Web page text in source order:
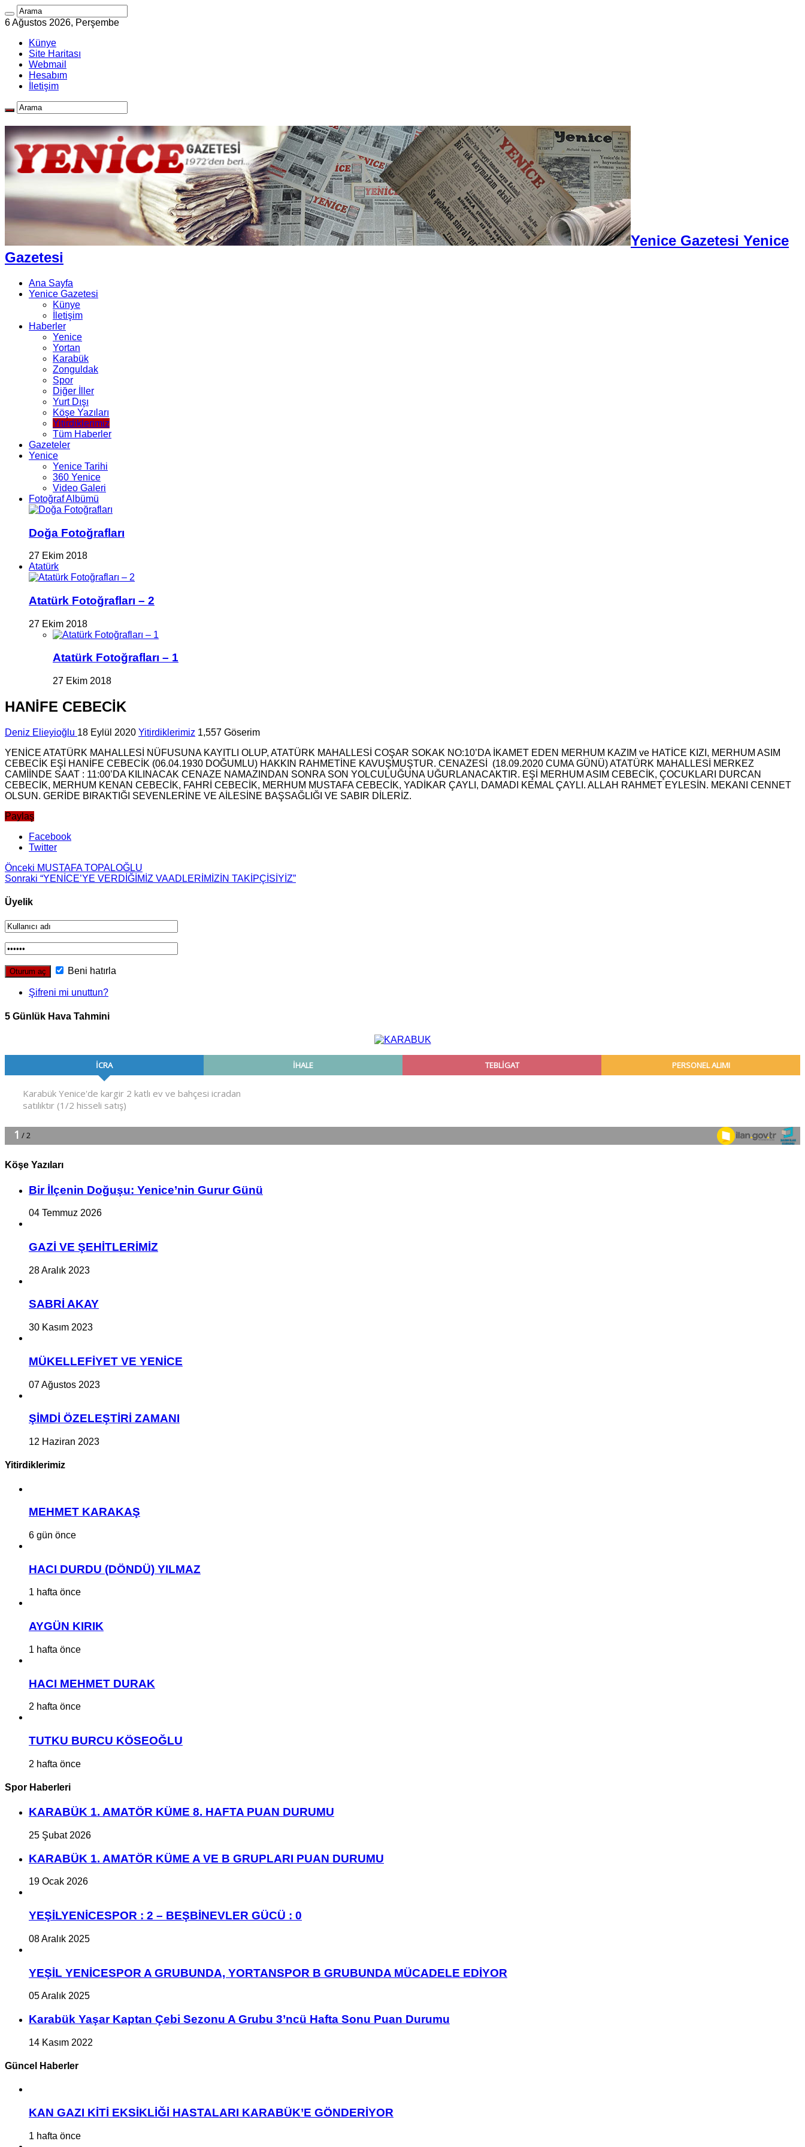
6 Ağustos 2026, Perşembe
Künye
Site Haritası
Webmail
Hesabım
İletişim
Yenice Gazetesi Yenice
Gazetesi
Ana Sayfa
Yenice Gazetesi
Künye
İletişim
Haberler
Yenice
Yortan
Karabük
Zonguldak
Spor
Diğer İller
Yurt Dışı
Köşe Yazıları
Yitirdiklerimiz
Tüm Haberler
Gazeteler
Yenice
Yenice Tarihi
360 Yenice
Video Galeri
Fotoğraf Albümü
Doğa Fotoğrafları
27 Ekim 2018
Atatürk
Atatürk Fotoğrafları – 2
27 Ekim 2018
Atatürk Fotoğrafları – 1
27 Ekim 2018
HANİFE CEBECİK
Deniz Elieyioğlu 18 Eylül 2020 Yitirdiklerimiz 1,557 Göserim
YENİCE ATATÜRK MAHALLESİ NÜFUSUNA KAYITLI OLUP, ATATÜRK MAHALLESİ COŞAR SOKAK NO:10’DA İKAMET EDEN MERHUM KAZIM ve HATİCE KIZI, MERHUM ASIM
CEBECİK EŞİ HANİFE CEBECİK (06.04.1930 DOĞUMLU) HAKKIN RAHMETİNE KAVUŞMUŞTUR. CENAZESİ (18.09.2020 CUMA GÜNÜ) ATATÜRK MAHALLESİ MERKEZ
CAMİİNDE SAAT : 11:00’DA KILINACAK CENAZE NAMAZINDAN SONRA SON YOLCULUĞUNA UĞURLANACAKTIR. EŞİ MERHUM ASIM CEBECİK, ÇOCUKLARI DURCAN
CEBECİK, MERHUM KENAN CEBECİK, FAHRİ CEBECİK, MERHUM MUSTAFA CEBECİK, YADİKAR ÇAYLI, DAMADI KEMAL ÇAYLI. ALLAH RAHMET EYLESİN. MEKANI CENNET
OLSUN. GERİDE BIRAKTIĞI SEVENLERİNE VE AİLESİNE BAŞSAĞLIĞI VE SABIR DİLERİZ.
Paylaş
Facebook
Twitter
Önceki MUSTAFA TOPALOĞLU
Sonraki “YENİCE’YE VERDİĞİMİZ VAADLERİMİZİN TAKİPÇİSİYİZ”
Üyelik
Beni hatırla
Şifreni mi unuttun?
5 Günlük Hava Tahmini
Köşe Yazıları
Bir İlçe­nin Do­ğu­şu: Ye­ni­ce’nin Gurur Günü
04 Temmuz 2026
GAZİ VE ŞEHİTLERİMİZ
28 Aralık 2023
SABRİ AKAY
30 Kasım 2023
MÜKELLEFİYET VE YENİCE
07 Ağustos 2023
ŞİMDİ ÖZELEŞTİRİ ZAMANI
12 Haziran 2023
Yitirdiklerimiz
MEHMET KARAKAŞ
6 gün önce
HACI DURDU (DÖNDÜ) YILMAZ
1 hafta önce
AYGÜN KIRIK
1 hafta önce
HACI MEHMET DURAK
2 hafta önce
TUTKU BURCU KÖSEOĞLU
2 hafta önce
Spor Haberleri
KARABÜK 1. AMATÖR KÜME 8. HAFTA PUAN DURUMU
25 Şubat 2026
KARABÜK 1. AMATÖR KÜME A VE B GRUPLARI PUAN DURUMU
19 Ocak 2026
YEŞİLYENİCESPOR : 2 – BEŞBİNEVLER GÜCÜ : 0
08 Aralık 2025
YEŞİL YENİCESPOR A GRUBUNDA, YORTANSPOR B GRUBUNDA MÜCADELE EDİYOR
05 Aralık 2025
Karabük Yaşar Kaptan Çebi Sezonu A Grubu 3’ncü Hafta Sonu Puan Durumu
14 Kasım 2022
Güncel Haberler
KAN GAZI KİTİ EKSİKLİĞİ HASTALARI KARABÜK’E GÖNDERİYOR
1 hafta önce